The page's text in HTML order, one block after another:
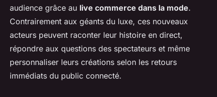
audience grâce au live commerce dans la mode.
Contrairement aux géants du luxe, ces nouveaux
acteurs peuvent raconter leur histoire en direct,
répondre aux questions des spectateurs et même
personnaliser leurs créations selon les retours
immédiats du public connecté.